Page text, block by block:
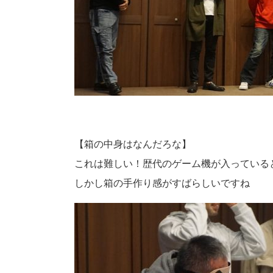
【箱の中身はなんだろな】
これは難しい！歴代のゲーム機が入っている
しかし箱の手作り感がすばらしいですね